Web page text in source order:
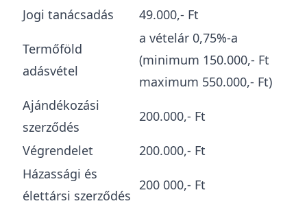
Jogi tanácsadás 49.000,- Ft
Termőföld
adásvétel
a vételár 0,75%-a
(minimum 150.000,- Ft
maximum 550.000,- Ft)
Ajándékozási
szerződés
200.000,- Ft
Végrendelet
200.000,- Ft
Házassági és
élettársi szerződés
200 000,- Ft